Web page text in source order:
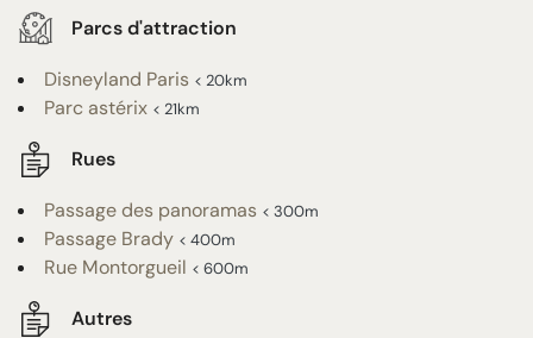
Parcs d'attraction
Disneyland Paris < 20km
Parc astérix < 21km
Rues
Passage des panoramas < 300m
Passage Brady < 400m
Rue Montorgueil < 600m
Autres